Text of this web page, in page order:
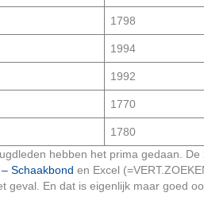
1798
1994
1992
1770
1780
hebben het prima gedaan.
Schaakbond en Excel
geval. En dat is eigenlijk maar goed